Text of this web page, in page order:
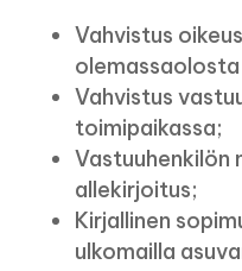
Vahvistus
Vahvistus
toimipaikassa;
Vastuuhenkilön
allekirjoitus;
Kirjallinen
ulkomailla